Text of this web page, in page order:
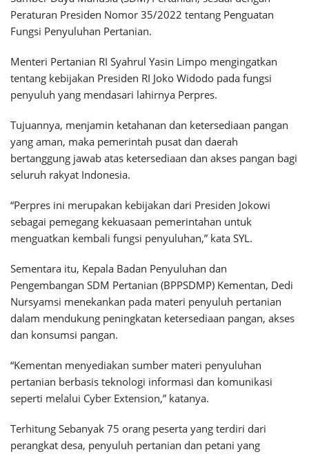
Peraturan Presiden Nomor 35/2022 tentang Penguatan
Fungsi Penyuluhan Pertanian.
Menteri Pertanian RI Syahrul Yasin Limpo mengingatkan
tentang kebijakan Presiden RI Joko Widodo pada fungsi
penyuluh yang mendasari lahirnya Perpres.
Tujuannya, menjamin ketahanan dan ketersediaan pangan
yang aman, maka pemerintah pusat dan daerah
bertanggung jawab atas ketersediaan dan akses pangan bagi
seluruh rakyat Indonesia.
“Perpres ini merupakan kebijakan dari Presiden Jokowi
sebagai pemegang kekuasaan pemerintahan untuk
menguatkan kembali fungsi penyuluhan,” kata SYL.
Sementara itu, Kepala Badan Penyuluhan dan
Pengembangan SDM Pertanian (BPPSDMP) Kementan, Dedi
Nursyamsi menekankan pada materi penyuluh pertanian
dalam mendukung peningkatan ketersediaan pangan, akses
dan konsumsi pangan.
“Kementan menyediakan sumber materi penyuluhan
pertanian berbasis teknologi informasi dan komunikasi
seperti melalui Cyber Extension,” katanya.
Terhitung Sebanyak 75 orang peserta yang terdiri dari
perangkat desa, penyuluh pertanian dan petani yang